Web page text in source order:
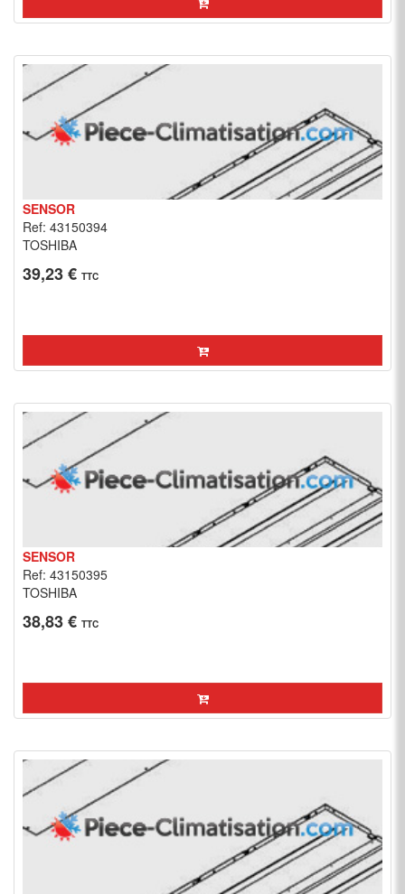
SENSOR
Ref: 43150394
TOSHIBA
39,23 € TTC
SENSOR
Ref: 43150395
TOSHIBA
38,83 € TTC